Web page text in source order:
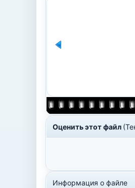
Оценить этот файл
Информация о файле